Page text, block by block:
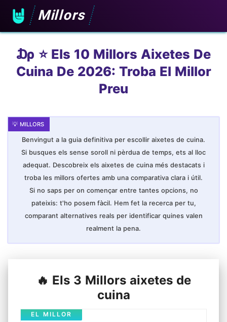
Millors
₯ ⭐️ Els 10 Millors Aixetes De
Cuina De 2026: Troba El Millor
Preu
Benvingut a la guia definitiva per escollir aixetes de cuina.
Si busques els sense soroll ni pèrdua de temps, ets al lloc
adequat. Descobreix els aixetes de cuina més destacats i
troba les millors ofertes amb una comparativa clara i útil.
Si no saps per on començar entre tantes opcions, no
pateixis: t'ho posem fàcil. Hem fet la recerca per tu,
comparant alternatives reals per identificar quines valen
realment la pena.
🔥 Els 3 Millors aixetes de
cuina
EL MILLOR